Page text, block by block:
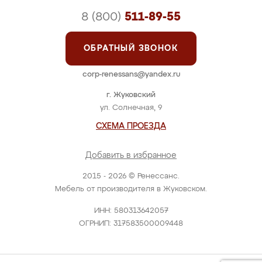
2015 - 2026 © Ренессанс.
Мебель от производителя в Жуковском.
ИНН: 580313642057
ОГРНИП: 317583500009448
г. Жуковский
ул. Солнечная, 9
СХЕМА ПРОЕЗДА
Добавить в избранное
8 (800) 511-89-55
ОБРАТНЫЙ ЗВОНОК
corp-renessans@yandex.ru